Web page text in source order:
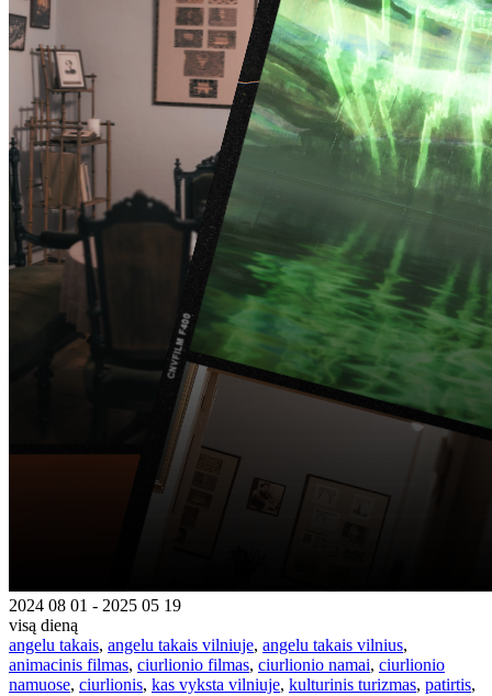
2024 08 01 - 2025 05 19
visą dieną
angelu takais, angelu takais vilniuje, angelu takais vilnius,
animacinis filmas, ciurlionio filmas, ciurlionio namai, ciurlionio
namuose, ciurlionis, kas vyksta vilniuje, kulturinis turizmas, patirtis,